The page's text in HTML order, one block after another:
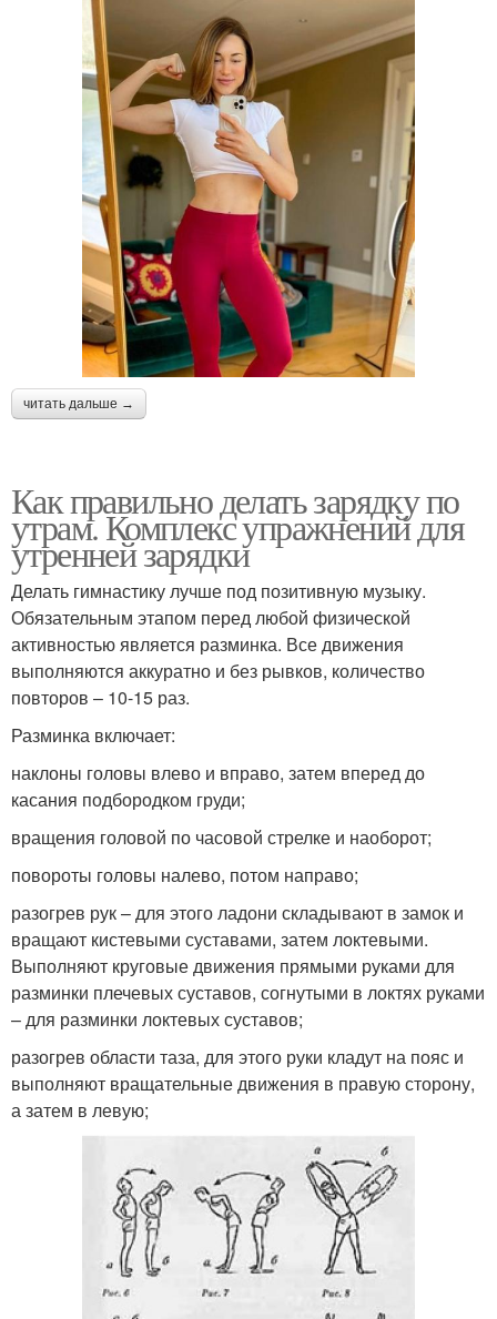
читать дальше →
Как правильно делать зарядку по
утрам. Комплекс упражнений для
утренней зарядки
Делать гимнастику лучше под позитивную музыку.
Обязательным этапом перед любой физической
активностью является разминка. Все движения
выполняются аккуратно и без рывков, количество
повторов – 10-15 раз.
Разминка включает:
наклоны головы влево и вправо, затем вперед до
касания подбородком груди;
вращения головой по часовой стрелке и наоборот;
повороты головы налево, потом направо;
разогрев рук – для этого ладони складывают в замок и
вращают кистевыми суставами, затем локтевыми.
Выполняют круговые движения прямыми руками для
разминки плечевых суставов, согнутыми в локтях руками
– для разминки локтевых суставов;
разогрев области таза, для этого руки кладут на пояс и
выполняют вращательные движения в правую сторону,
а затем в левую;